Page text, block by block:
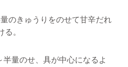
のきゅうりをのせて甘辛だれ
る。
半量のせ、具が中心になるよ